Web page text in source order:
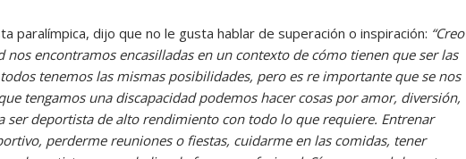
paralímpica, dijo que no le gusta hablar de superación o inspiración: “Creo
nos encontramos encasilladas en un contexto de cómo tienen que ser las
tenemos las mismas posibilidades, pero es re importante que se nos
tengamos una discapacidad podemos hacer cosas por amor, diversión,
ser deportista de alto rendimiento con todo lo que requiere. Entrenar
perderme reuniones o fiestas, cuidarme en las comidas, tener